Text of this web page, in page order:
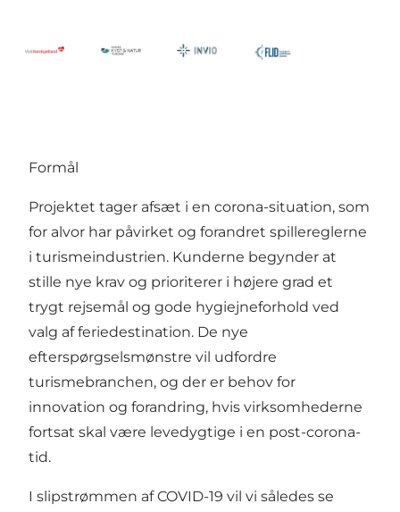
Formål
Projektet tager afsæt i en corona-situation, som
for alvor har påvirket og forandret spillereglerne
i turismeindustrien. Kunderne begynder at
stille nye krav og prioriterer i højere grad et
trygt rejsemål og gode hygiejneforhold ved
valg af feriedestination. De nye
efterspørgselsmønstre vil udfordre
turismebranchen, og der er behov for
innovation og forandring, hvis virksomhederne
fortsat skal være levedygtige i en post-corona-
tid.
I slipstrømmen af COVID-19 vil vi således se